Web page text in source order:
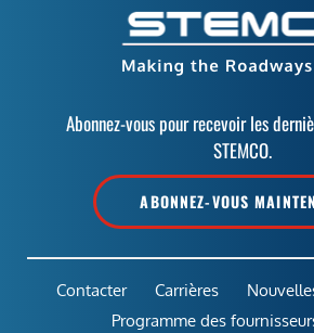
Abonnez-vous pour recevoir les
STEMCO.
ABONNEZ-VOUS
Contacter Carrières
Programme des